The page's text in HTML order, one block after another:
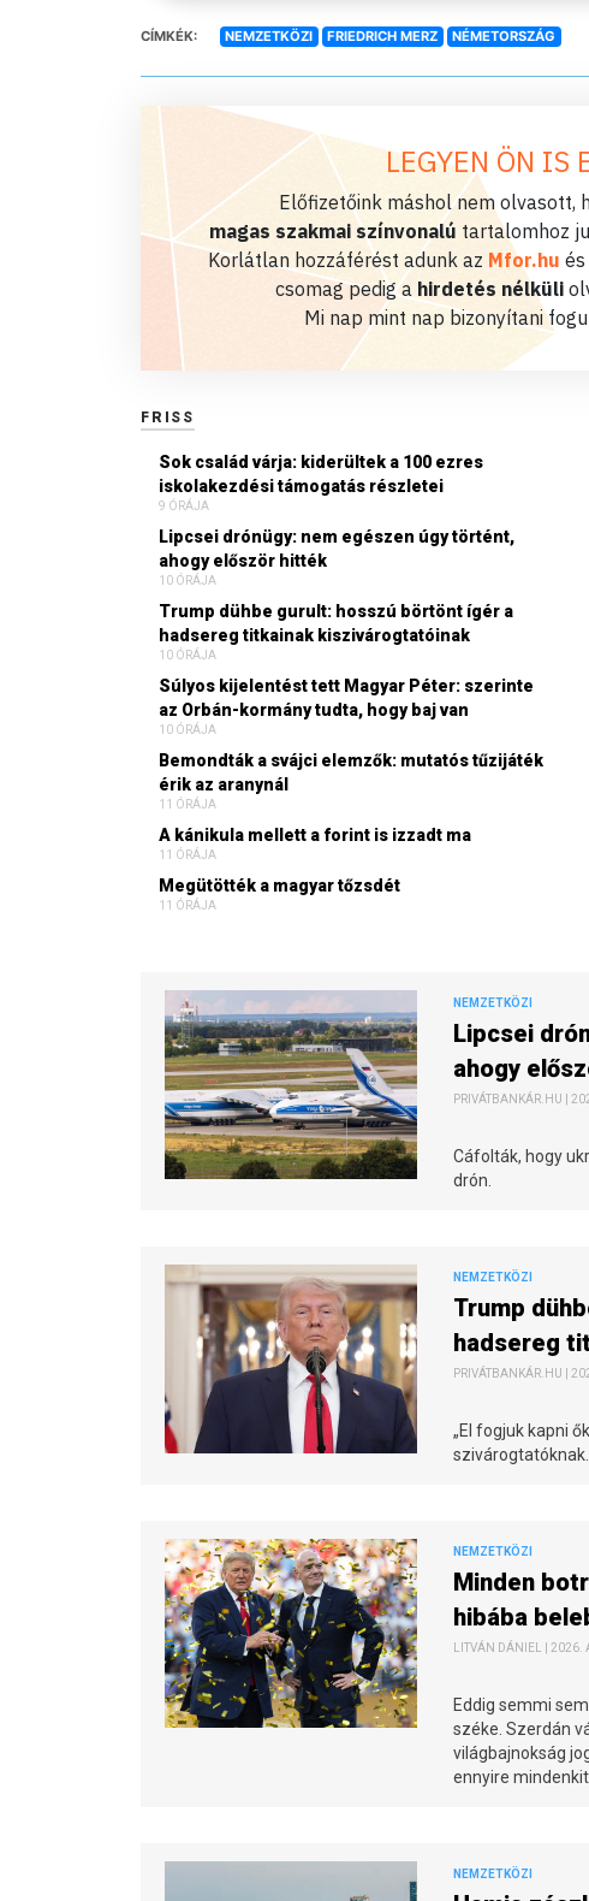
CÍMKÉK: NEMZETKÖZI FRIEDRICH MERZ NÉMETORSZÁG
LEGYEN ÖN IS
Előfizetőink máshol nem olvasott,
magas szakmai színvonalú tartalomhoz
Korlátlan hozzáférést adunk az Mfor.hu és
csomag pedig a hirdetés nélküli
Mi nap mint nap bizonyítani
FRISS
Sok család várja: kiderültek a 100 ezres
iskolakezdési támogatás részletei
9 ÓRÁJA
Lipcsei drónügy: nem egészen úgy történt,
ahogy először hitték
10 ÓRÁJA
Trump dühbe gurult: hosszú börtönt ígér a
hadsereg titkainak kiszivárogtatóinak
10 ÓRÁJA
Súlyos kijelentést tett Magyar Péter: szerinte
az Orbán-kormány tudta, hogy baj van
10 ÓRÁJA
Bemondták a svájci elemzők: mutatós tűzijáték
érik az aranynál
11 ÓRÁJA
A kánikula mellett a forint is izzadt ma
11 ÓRÁJA
Megütötték a magyar tőzsdét
11 ÓRÁJA
NEMZETKÖZI
Lipcsei
ahogy
PRIVÁTBANKÁR.HU |
Cáfolták, hogy
drón.
NEMZETKÖZI
Trump
hadsereg
PRIVÁTBANKÁR.HU |
„El fogjuk kapni
szivárogtatóknak.
NEMZETKÖZI
Minden
hibába
LITVÁN DÁNIEL | 2026.
Eddig semmi
széke. Szerdán
világbajnokság
ennyire
NEMZETKÖZI